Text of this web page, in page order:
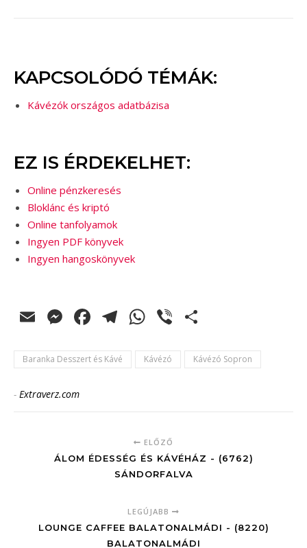
KAPCSOLÓDÓ TÉMÁK:
Kávézók országos adatbázisa
EZ IS ÉRDEKELHET:
Online pénzkeresés
Bloklánc és kriptó
Online tanfolyamok
Ingyen PDF könyvek
Ingyen hangoskönyvek
EmailMessenger
Facebook
Telegram
WhatsApp
Viber
Baranka Desszert és Kávé Kávézó Kávézó Sopron
- Extraverz.com
ELŐZŐ
ÁLOM ÉDESSÉG ÉS KÁVÉHÁZ - (6762)
SÁNDORFALVA
LEGÚJABB
LOUNGE CAFFEE BALATONALMÁDI - (8220)
BALATONALMÁDI